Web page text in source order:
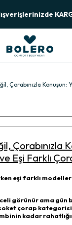
Çorabınızla
Eşi Farklı
eşi farklı
görünür ama gün
soket çorap
kadar